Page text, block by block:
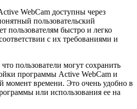
WebCam доступны через
пользовательский
пользователям быстро и легко
с их требованиями и
пользователи могут сохранить
программы Active WebCam и
момент времени. Это очень удобно в
или использования ее на